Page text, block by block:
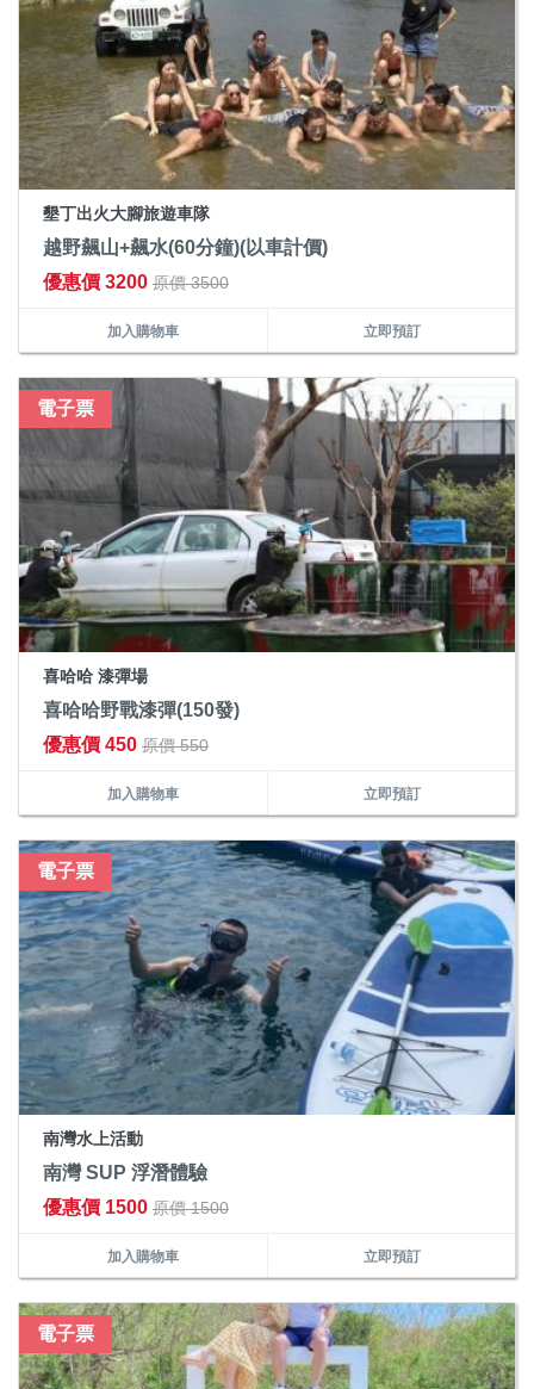
墾丁出火大腳旅遊車隊
越野飆山+飆水(60分鐘)(以車計價)
優惠價 3200 原價 3500
加入購物車 立即預訂
電子票
喜哈哈 漆彈場
喜哈哈野戰漆彈(150發)
優惠價 450 原價 550
加入購物車 立即預訂
電子票
南灣水上活動
南灣 SUP 浮潛體驗
優惠價 1500 原價 1500
加入購物車 立即預訂
電子票